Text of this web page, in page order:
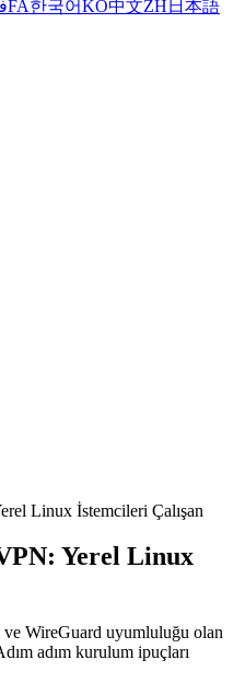
FA한국어KO中文ZH 日本語
Linux İstemcileri Çalışan
Yerel Linux
WireGuard uyumluluğu olan
adım kurulum ipuçları